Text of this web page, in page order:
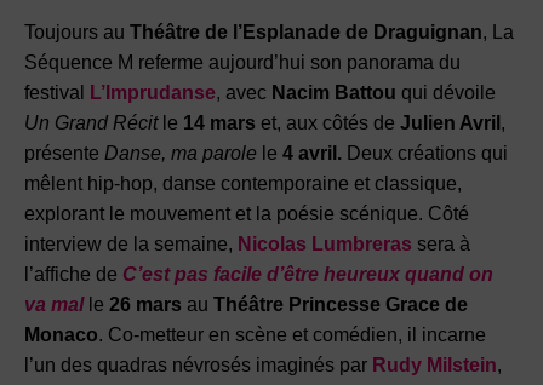
Toujours au Théâtre de l’Esplanade de Draguignan, La
Séquence M referme aujourd’hui son panorama du
festival
L’Imprudanse, avec Nacim Battou qui dévoile
Un Grand Récitle 14 mars et, aux côtés de Julien Avril ,
présente Danse, ma parole le 4 avril. Deux créations qui
mêlent hip-hop, danse contemporaine et classique,
explorant le mouvement et la poésie scénique. Côté
interview de la semaine, Nicolas Lumbreras sera à
l’affiche de C’est pas facile d’être heureux quand on
va malle 26 mars au Théâtre Princesse Grace de
Monaco. Co-metteur en scène et comédien, il incarne
l’un des quadras névrosés imaginés par Rudy Milstein,